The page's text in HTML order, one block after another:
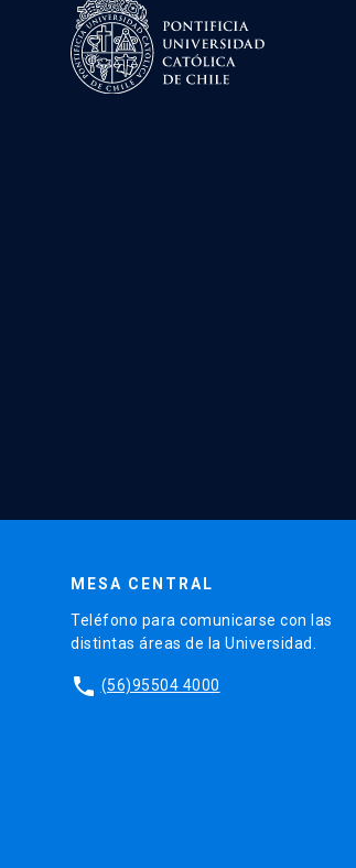
MESA CENTRAL
Teléfono para comunicarse con las
distintas áreas de la Universidad.
phone (56)95504 4000